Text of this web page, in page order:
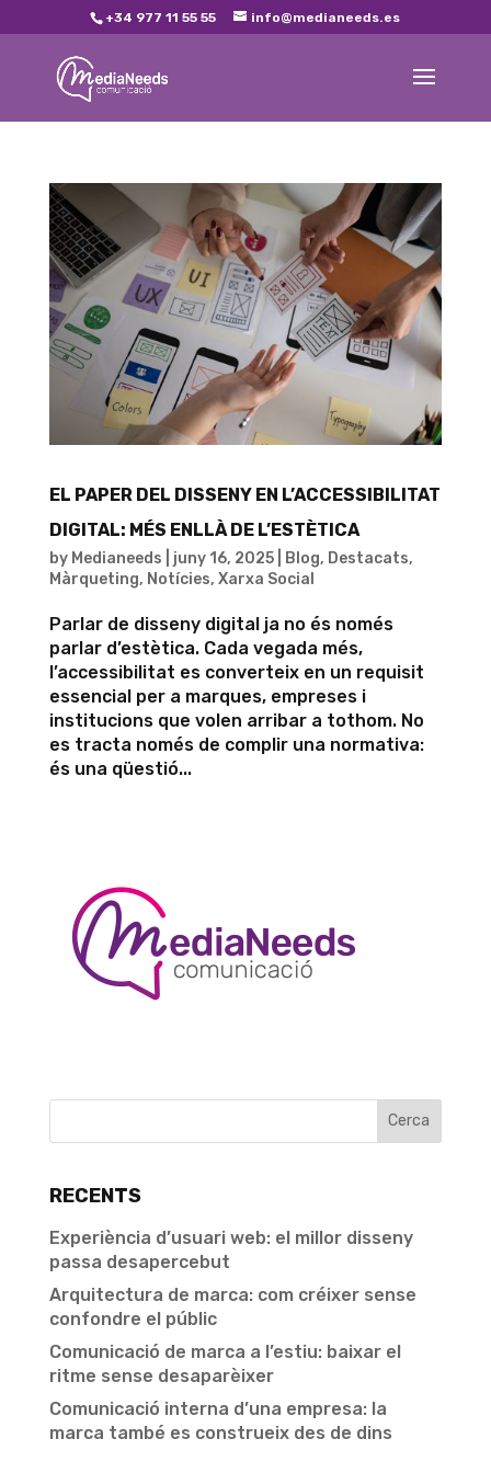
+34 977 11 55 55 info@medianeeds.es
EL PAPER DEL DISSENY EN L’ACCESSIBILITAT
DIGITAL: MÉS ENLLÀ DE L’ESTÈTICA
by Medianeeds juny 16, 2025| Blog, Destacats,
Màrqueting, Notícies, Xarxa Social
Parlar de disseny digital ja no és només
parlar d’estètica. Cada vegada més,
l’accessibilitat es converteix en un requisit
essencial per a marques, empreses i
institucions que volen arribar a tothom. No
es tracta només de complir una normativa:
és una qüestió...
RECENTS
Experiència d’usuari web: el millor disseny
passa desapercebut
Arquitectura de marca: com créixer sense
confondre el públic
Comunicació de marca a l’estiu: baixar el
ritme sense desaparèixer
Comunicació interna d’una empresa: la
marca també es construeix des de dins